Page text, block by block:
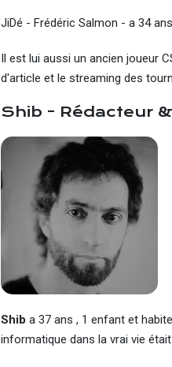
JiDé - Frédéric Salmon - a 34
Il est lui aussi un ancien joueur
d'article et le streaming des
Shib - Rédacteur
Shib a 37 ans , 1 enfant et
informatique dans la vrai vie